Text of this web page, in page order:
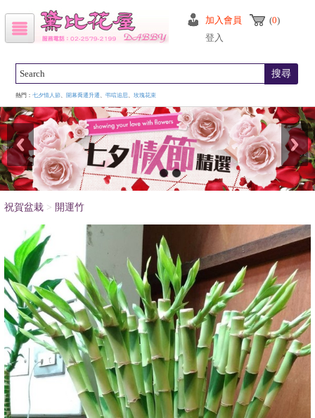
加入會員
登入
(0)
搜尋
熱門：七夕情人節、 開幕喬遷升遷 、弔唁追思、玫瑰花束
祝賀盆栽 > 開運竹